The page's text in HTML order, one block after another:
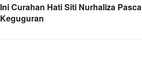
Ini Curahan Hati Siti Nurhaliza Pasca
Keguguran